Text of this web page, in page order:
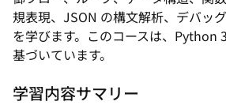
規表現、JSON の構文解析、デバッ
を学びます。このコースは、Python
基づいています。
学習内容サマリー